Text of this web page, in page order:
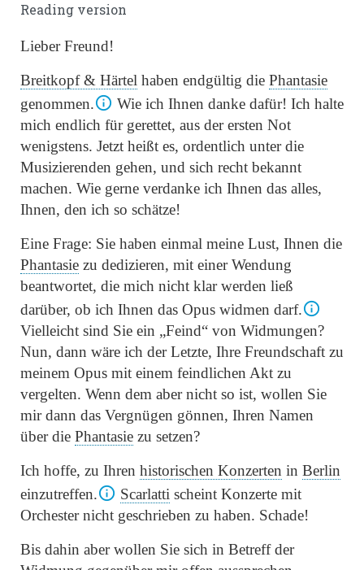
Reading version
Lieber Freund!
Breitkopf & Härtel haben endgültig die Phantasie
genommen.
Wie ich Ihnen danke dafür! Ich halte
mich endlich für gerettet, aus der ersten Not
wenigstens. Jetzt heißt es, ordentlich unter die
Musizierenden gehen, und sich recht bekannt
machen. Wie gerne verdanke ich Ihnen das alles,
Ihnen, den ich so schätze!
Eine Frage: Sie haben einmal meine Lust, Ihnen die
Phantasie zu dedizieren, mit einer Wendung
beantwortet, die mich nicht klar werden ließ
darüber, ob ich Ihnen das Opus widmen darf.
Vielleicht sind Sie ein „Feind“ von Widmungen?
Nun, dann wäre ich der Letzte, Ihre Freundschaft zu
meinem Opus mit einem feindlichen Akt zu
vergelten. Wenn dem aber nicht so ist, wollen Sie
mir dann das Vergnügen gönnen, Ihren Namen
über die Phantasie zu setzen?
Ich hoffe, zu Ihren historischen Konzerten in Berlin
einzutreffen.
Scarlatti scheint Konzerte mit
Orchester nicht geschrieben zu haben. Schade!
Bis dahin aber wollen Sie sich in Betreff der